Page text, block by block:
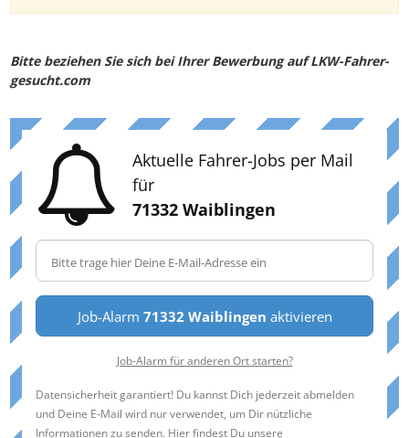
Bitte beziehen Sie sich bei Ihrer Bewerbung auf LKW-Fahrer-
gesucht.com
Aktuelle Fahrer-Jobs per Mail
für
71332 Waiblingen
Job-Alarm 71332 Waiblingen aktivieren
Job-Alarm für anderen Ort starten?
Datensicherheit garantiert! Du kannst Dich jederzeit abmelden
und Deine E-Mail wird nur verwendet, um Dir nützliche
Informationen zu senden. Hier findest Du unsere